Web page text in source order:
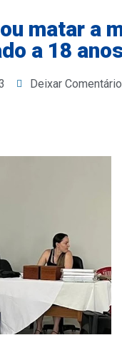
matar a
a 18
Deixar Comentário